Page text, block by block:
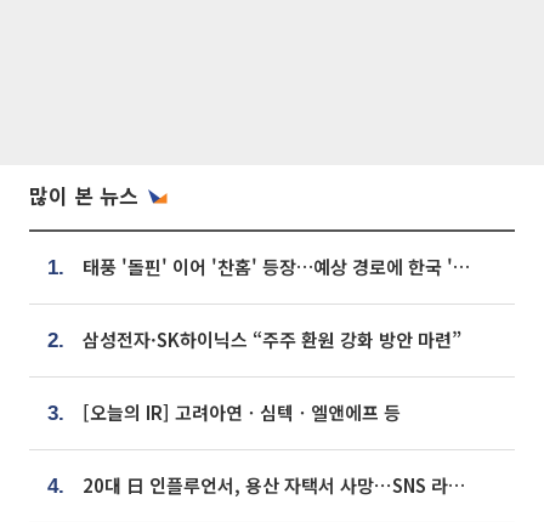
많이 본 뉴스
1. 태풍 '돌핀' 이어 '찬홈' 등장…예상 경로에 한국 '한숨'
2. 삼성전자·SK하이닉스 “주주 환원 강화 방안 마련”
3. [오늘의 IR] 고려아연ㆍ심텍ㆍ엘앤에프 등
4. 20대 日 인플루언서, 용산 자택서 사망⋯SNS 라방 중 숨져